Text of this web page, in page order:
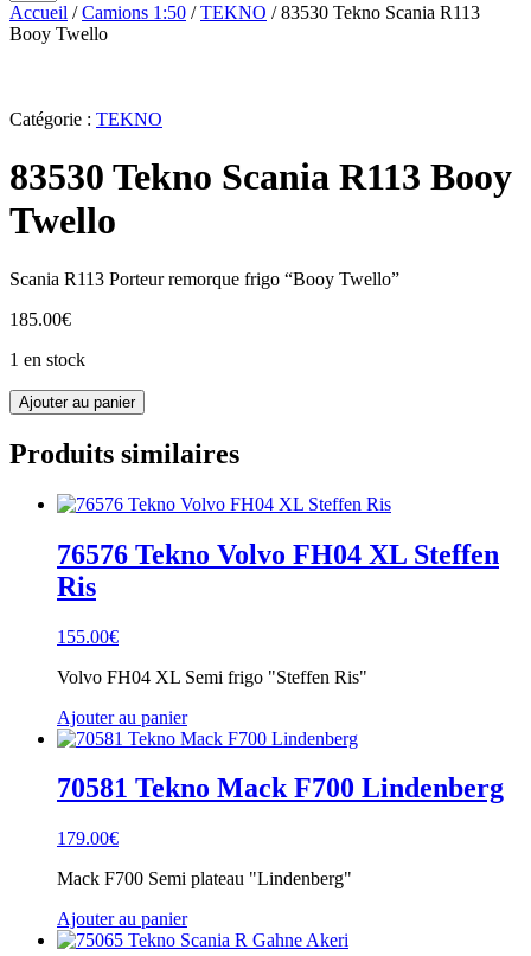
Accueil /Camions 1:50 /TEKNO / 83530 Tekno Scania R113
Booy Twello
Catégorie : TEKNO
83530 Tekno Scania R113 Booy
Twello
Scania R113 Porteur remorque frigo “Booy Twello”
185.00€
1 en stock
quantité
de
83530
Tekno
R113
Twello
Ajouter au panier
Produits similaires
76576 Tekno Volvo FH04 XL Steffen
Ris
155.00€
Volvo FH04 XL Semi frigo "Steffen Ris"
Ajouter au panier
70581 Tekno Mack F700 Lindenberg
179.00€
Mack F700 Semi plateau "Lindenberg"
Ajouter au panier